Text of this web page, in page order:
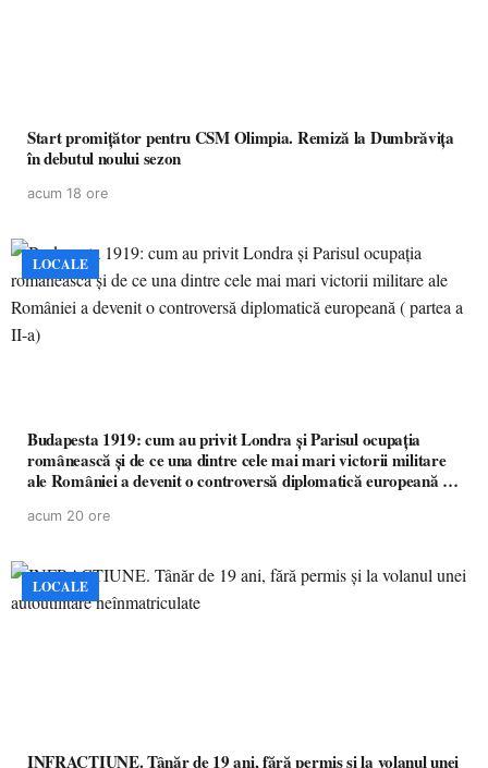
Start promițător pentru CSM Olimpia. Remiză la Dumbrăvița
în debutul noului sezon
acum 18 ore
LOCALE
Budapesta 1919: cum au privit Londra și Parisul ocupația
românească și de ce una dintre cele mai mari victorii militare
ale României a devenit o controversă diplomatică europeană (
acum 20 ore
LOCALE
INFRACȚIUNE. Tânăr de 19 ani, fără permis și la volanul unei